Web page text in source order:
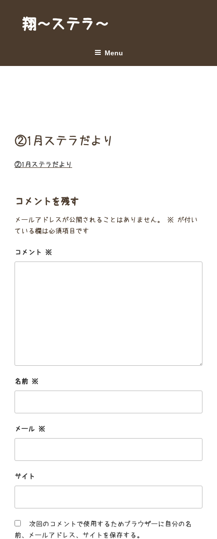
content翔～ステラ～
Menu
②1月ステラだより
②1月ステラだより
コメントを残す
メールアドレスが公開されることはありません。 ※ が付い
ている欄は必須項目です
コメント ※
名前 ※
メール ※
サイト
次回のコメントで使用するためブラウザーに自分の名
前、メールアドレス、サイトを保存する。